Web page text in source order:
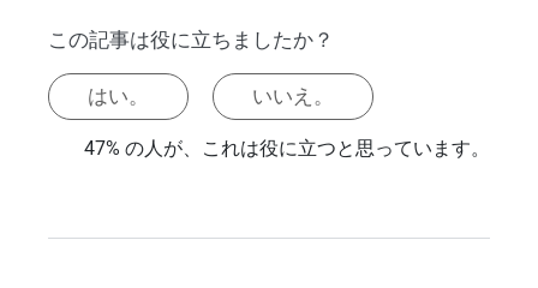
この記事は役に立ちましたか？
はい。 いいえ。
47% の人が、これは役に立つと思っています。